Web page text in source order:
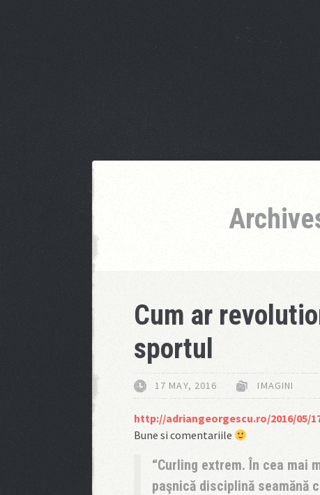
Cum ar
sportul
17 MAY, 2016 IMAGINI
http://adriangeorgescu.ro/2016/
Bune si comentariile
Curling extrem. În cea mai
paşnică disciplină seamănă